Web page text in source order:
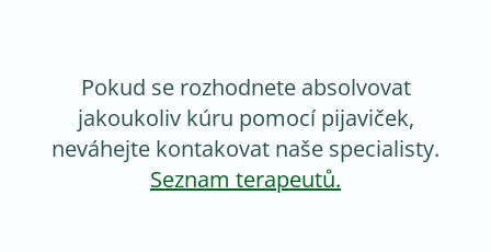
Pokud se rozhodnete absolvovat
jakoukoliv kúru pomocí pijaviček,
neváhejte kontakovat naše specialisty.
Seznam terapeutů.